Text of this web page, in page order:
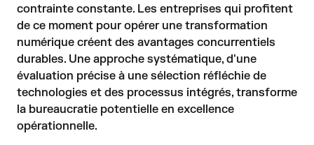
contrainte constante. Les entreprises qui profitent
de ce moment pour opérer une transformation
numérique créent des avantages concurrentiels
durables. Une approche systématique, d'une
évaluation précise à une sélection réfléchie de
technologies et des processus intégrés, transforme
la bureaucratie potentielle en excellence
opérationnelle.